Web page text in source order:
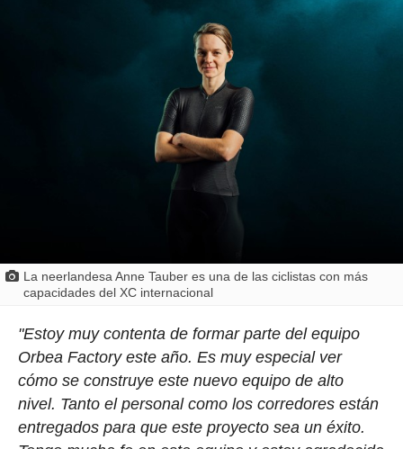
La neerlandesa Anne Tauber es una de las ciclistas con más
capacidades del XC internacional
"Estoy muy contenta de formar parte del equipo
Orbea Factory este año. Es muy especial ver
cómo se construye este nuevo equipo de alto
nivel. Tanto el personal como los corredores están
entregados para que este proyecto sea un éxito.